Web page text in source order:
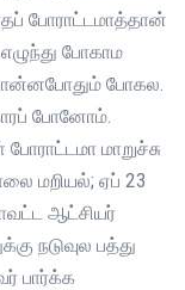
போராட்டமாத்தான்
போகாம
போகல.
போனோம்.
மாறுச்சு
மறியல்; ஏப் 23
ஆட்சியர்
நடுவுல பத்து
பார்க்க